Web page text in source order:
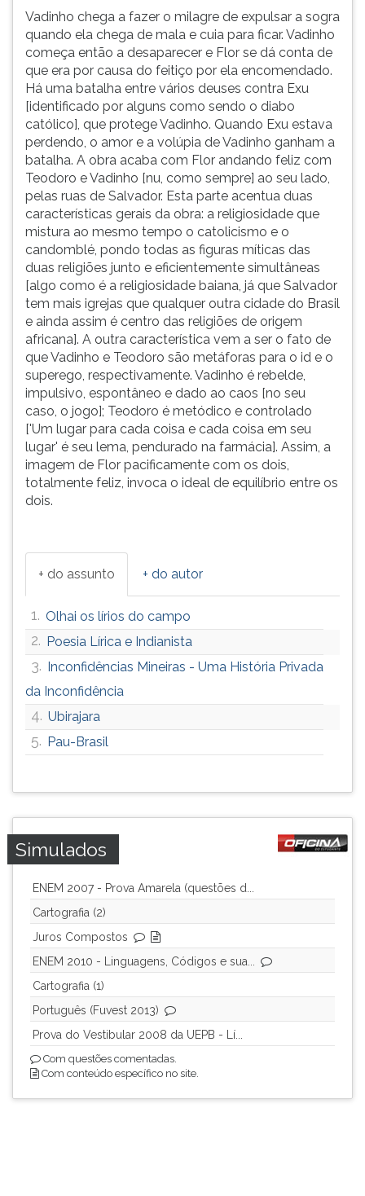
Vadinho chega a fazer o milagre de expulsar a sogra
quando ela chega de mala e cuia para ficar. Vadinho
começa então a desaparecer e Flor se dá conta de
que era por causa do feitiço por ela encomendado.
Há uma batalha entre vários deuses contra Exu
[identificado por alguns como sendo o diabo
católico], que protege Vadinho. Quando Exu estava
perdendo, o amor e a volúpia de Vadinho ganham a
batalha. A obra acaba com Flor andando feliz com
Teodoro e Vadinho [nu, como sempre] ao seu lado,
pelas ruas de Salvador. Esta parte acentua duas
características gerais da obra: a religiosidade que
mistura ao mesmo tempo o catolicismo e o
candomblé, pondo todas as figuras míticas das
duas religiões junto e eficientemente simultâneas
[algo como é a religiosidade baiana, já que Salvador
tem mais igrejas que qualquer outra cidade do Brasil
e ainda assim é centro das religiões de origem
africana]. A outra característica vem a ser o fato de
que Vadinho e Teodoro são metáforas para o id e o
superego, respectivamente. Vadinho é rebelde,
impulsivo, espontâneo e dado ao caos [no seu
caso, o jogo]; Teodoro é metódico e controlado
['Um lugar para cada coisa e cada coisa em seu
lugar' é seu lema, pendurado na farmácia]. Assim, a
imagem de Flor pacificamente com os dois,
totalmente feliz, invoca o ideal de equilíbrio entre os
dois.
+ do assunto + do autor
1. Olhai os lírios do campo
2. Poesia Lírica e Indianista
3. Inconfidências Mineiras - Uma História Privada
da Inconfidência
4. Ubirajara
5. Pau-Brasil
Simulados
ENEM 2007 - Prova Amarela (questões d...
Cartografia (2)
Juros Compostos
ENEM 2010 - Linguagens, Códigos e sua...
Cartografia (1)
Português (Fuvest 2013)
Prova do Vestibular 2008 da UEPB - Lí...
Com questões comentadas.
Com conteúdo específico no site.